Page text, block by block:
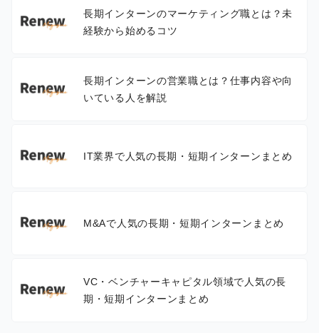
長期インターンのマーケティング職とは？未
経験から始めるコツ
長期インターンの営業職とは？仕事内容や向
いている人を解説
IT業界で人気の長期・短期インターンまとめ
M&Aで人気の長期・短期インターンまとめ
VC・ベンチャーキャピタル領域で人気の長
期・短期インターンまとめ